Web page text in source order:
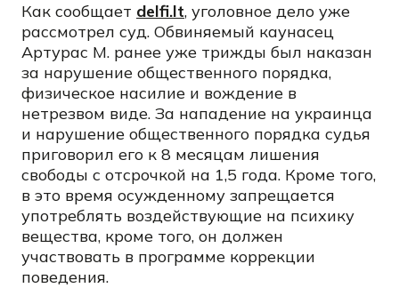
Как сообщает delfi.lt, уголовное дело уже
рассмотрел суд. Обвиняемый каунасец
Артурас М. ранее уже трижды был наказан
за нарушение общественного порядка,
физическое насилие и вождение в
нетрезвом виде. За нападение на украинца
и нарушение общественного порядка судья
приговорил его к 8 месяцам лишения
свободы с отсрочкой на 1,5 года. Кроме того,
в это время осужденному запрещается
употреблять воздействующие на психику
вещества, кроме того, он должен
участвовать в программе коррекции
поведения.